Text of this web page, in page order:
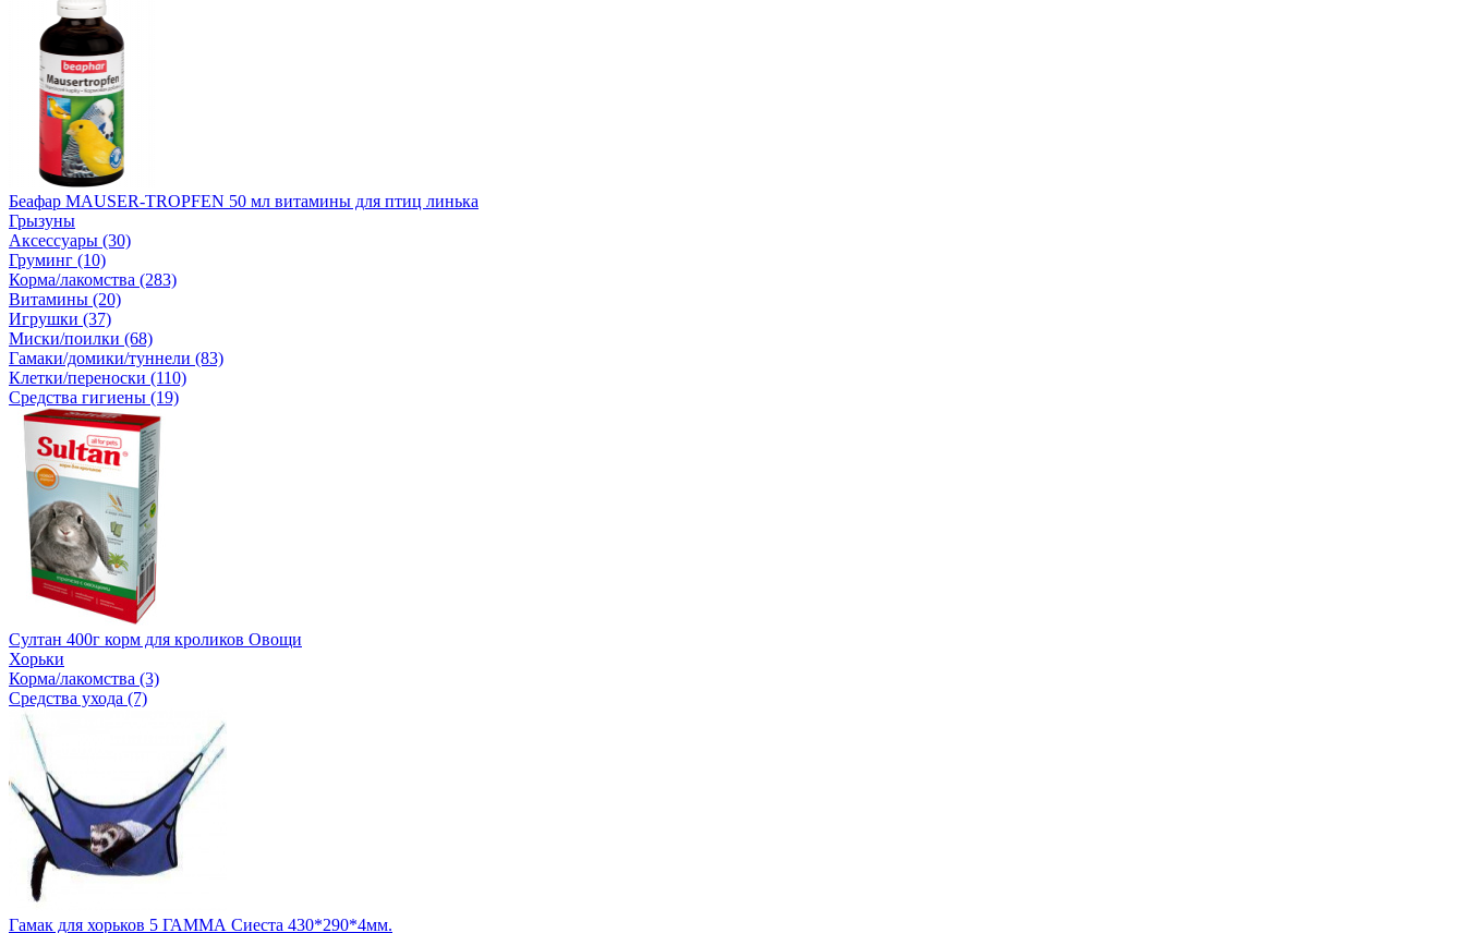
Беафар MAUSER-TROPFEN 50 мл витамины для птиц линька
Грызуны
Аксессуары (30)
Груминг (10)
Корма/лакомства (283)
Витамины (20)
Игрушки (37)
Миски/поилки (68)
Гамаки/домики/туннели (83)
Клетки/переноски (110)
Средства гигиены (19)
Султан 400г корм для кроликов Овощи
Хорьки
Корма/лакомства (3)
Средства ухода (7)
Гамак для хорьков 5 ГАММА Сиеста 430*290*4мм.